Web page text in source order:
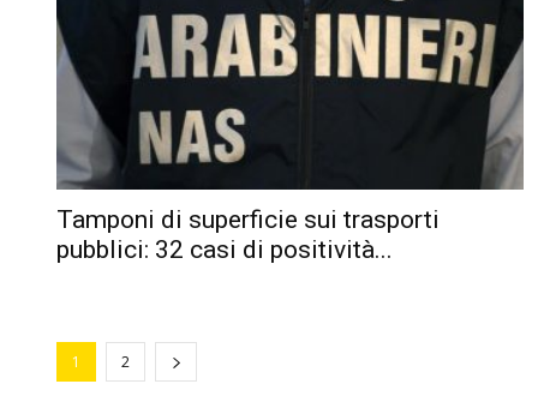
Tamponi di superficie sui trasporti
pubblici: 32 casi di positività...
1 2